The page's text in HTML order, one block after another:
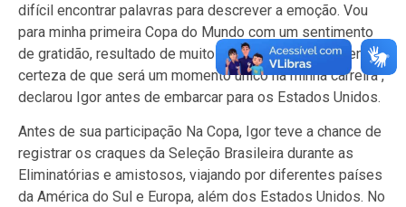
difícil encontrar palavras para descrever a emoção. Vou
para minha primeira Copa do Mundo com um sentimento
de gratidão, resultado de muito trabalho e esforço. Tenho
certeza de que será um momento único na minha carreira",
declarou Igor antes de embarcar para os Estados Unidos.
Antes de sua participação Na Copa, Igor teve a chance de
registrar os craques da Seleção Brasileira durante as
Eliminatórias e amistosos, viajando por diferentes países
da América do Sul e Europa, além dos Estados Unidos. No